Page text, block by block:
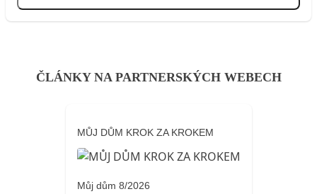
ČLÁNKY NA PARTNERSKÝCH WEBECH
MŮJ DŮM KROK ZA KROKEM
Můj dům 8/2026